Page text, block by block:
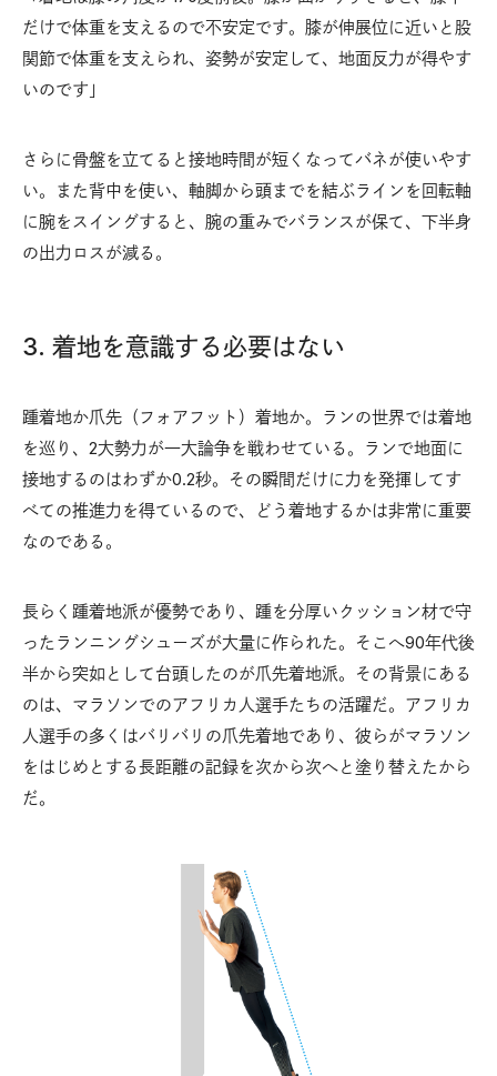
だけで体重を支えるので不安定です。膝が伸展位に近いと股
関節で体重を支えられ、姿勢が安定して、地面反力が得やす
いのです」
さらに骨盤を立てると接地時間が短くなってバネが使いやす
い。また背中を使い、軸脚から頭までを結ぶラインを回転軸
に腕をスイングすると、腕の重みでバランスが保て、下半身
の出力ロスが減る。
3. 着地を意識する必要はない
踵着地か爪先（フォアフット）着地か。ランの世界では着地
を巡り、2大勢力が一大論争を戦わせている。ランで地面に
接地するのはわずか0.2秒。その瞬間だけに力を発揮してす
べての推進力を得ているので、どう着地するかは非常に重要
なのである。
長らく踵着地派が優勢であり、踵を分厚いクッション材で守
ったランニングシューズが大量に作られた。そこへ90年代後
半から突如として台頭したのが爪先着地派。その背景にある
のは、マラソンでのアフリカ人選手たちの活躍だ。アフリカ
人選手の多くはバリバリの爪先着地であり、彼らがマラソン
をはじめとする長距離の記録を次から次へと塗り替えたから
だ。